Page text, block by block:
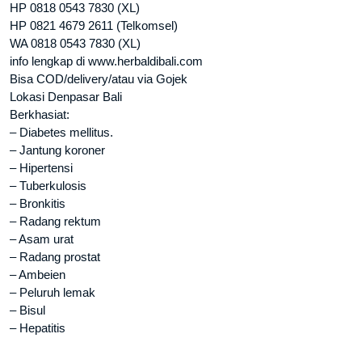
HP 0818 0543 7830 (XL)
HP 0821 4679 2611 (Telkomsel)
WA 0818 0543 7830 (XL)
info lengkap di www.herbaldibali.com
Bisa COD/delivery/atau via Gojek
Lokasi Denpasar Bali
Berkhasiat:
– Diabetes mellitus.
– Jantung koroner
– Hipertensi
– Tuberkulosis
– Bronkitis
– Radang rektum
– Asam urat
– Radang prostat
– Ambeien
– Peluruh lemak
– Bisul
– Hepatitis